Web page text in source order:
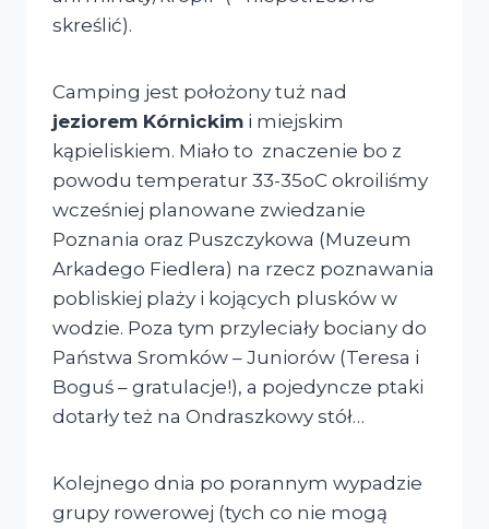
skreślić).
Camping jest położony tuż nad
jeziorem Kórnickim i miejskim
kąpieliskiem. Miało to znaczenie bo z
powodu temperatur 33-35oC okroiliśmy
wcześniej planowane zwiedzanie
Poznania oraz Puszczykowa (Muzeum
Arkadego Fiedlera) na rzecz poznawania
pobliskiej plaży i kojących plusków w
wodzie. Poza tym przyleciały bociany do
Państwa Sromków – Juniorów (Teresa i
Boguś – gratulacje!), a pojedyncze ptaki
dotarły też na Ondraszkowy stół…
Kolejnego dnia po porannym wypadzie
grupy rowerowej (tych co nie mogą